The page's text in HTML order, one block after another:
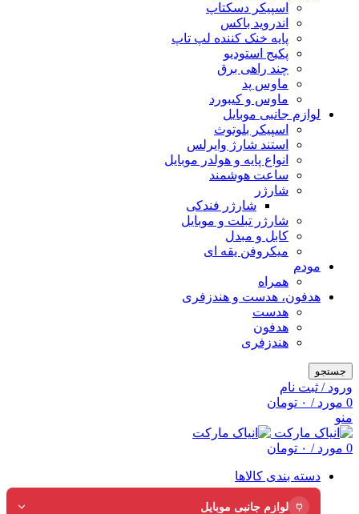
اسپیکر دسکتاپ
اندروید باکس
پایه خنک کننده لپ تاپ
پکیج استودیو
چند راهی برق
ماوس پد
ماوس و کیبورد
لوازم جانبی موبایل
اسپیکر بلوتوث
استند شارژ وایرلس
انواع پایه و هولدر موبایل
ساعت هوشمند
شارژر
شارژر فندکی
شارژر تبلت و موبایل
کابل و مبدل
میکروفن یقه ای
مودم
همراه
هدفون، هدست و هندزفری
هدست
هدفون
هندزفری
جستجو
ورود / ثبت نام
0 مورد / ۰ تومان
منو
0 مورد / ۰ تومان
دسته بندی کالاها
لوازم جانبی موبایل